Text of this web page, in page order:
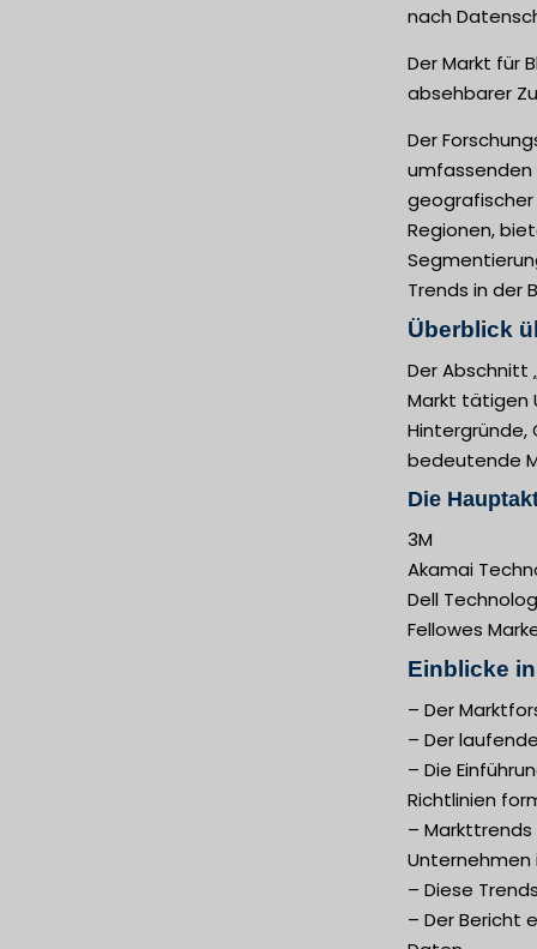
nach
Der Markt für
absehbarer
Der
umfassenden
geografischer
Regionen,
Trends in der
Überblick
Der Abschnitt
Markt tätigen
Hintergründe,
bedeutende
Die
3M
Akamai
Dell
Fellowes
Einblicke
– Der
– Der
– Die
Richtlinien
–
Unternehmen
– Diese
– Der Bericht